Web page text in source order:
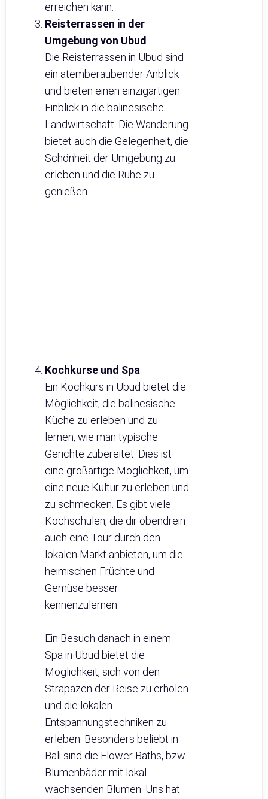
erreichen kann.
Reisterrassen in der
Umgebung von Ubud
Die Reisterrassen in Ubud sind
ein atemberaubender Anblick
und bieten einen einzigartigen
Einblick in die balinesische
Landwirtschaft. Die Wanderung
bietet auch die Gelegenheit, die
Schönheit der Umgebung zu
erleben und die Ruhe zu
genießen.
Kochkurse und Spa
Ein Kochkurs in Ubud bietet die
Möglichkeit, die balinesische
Küche zu erleben und zu
lernen, wie man typische
Gerichte zubereitet. Dies ist
eine großartige Möglichkeit, um
eine neue Kultur zu erleben und
zu schmecken. Es gibt viele
Kochschulen, die dir obendrein
auch eine Tour durch den
lokalen Markt anbieten, um die
heimischen Früchte und
Gemüse besser
kennenzulernen.
Ein Besuch danach in einem
Spa in Ubud bietet die
Möglichkeit, sich von den
Strapazen der Reise zu erholen
und die lokalen
Entspannungstechniken zu
erleben. Besonders beliebt in
Bali sind die Flower Baths, bzw.
Blumenbäder mit lokal
wachsenden Blumen. Uns hat